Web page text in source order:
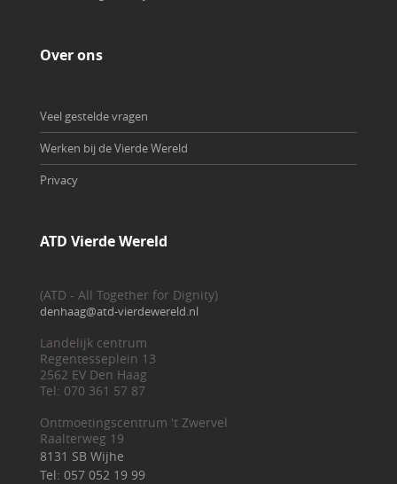
Over ons
Veel gestelde vragen
Werken bij de Vierde Wereld
Privacy
ATD Vierde Wereld
(ATD - All Together for Dignity)
denhaag@atd-vierdewereld.nl
Landelijk centrum
Regentesseplein 13
2562 EV Den Haag
Tel: 070 361 57 87
Ontmoetingscentrum 't Zwervel
Raalterweg 19
8131 SB Wijhe
Tel: 057 052 19 99